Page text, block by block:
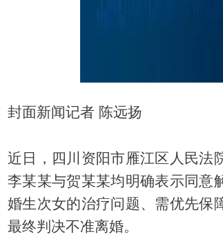
封面新闻记者 陈远扬
近日，四川资阳市雁江区人民法
李某某与贺某某均明确表示同意
婚生次女的治疗问题、需优先保
最终判决不准离婚。